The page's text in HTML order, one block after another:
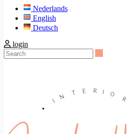
Nederlands
English
Deutsch
login